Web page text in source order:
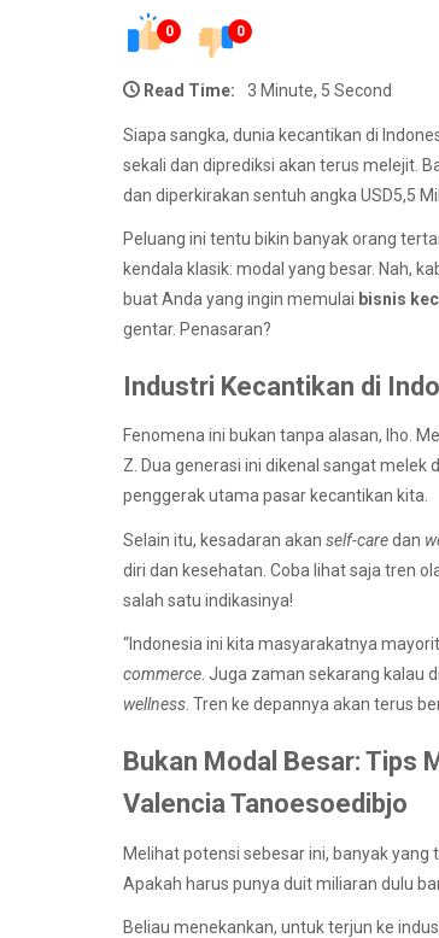
0 0
Read Time: 3 Minute, 5 Second
Siapa sangka, dunia kecantikan di
sekali dan diprediksi akan terus melejit.
dan diperkirakan sentuh angka USD5,5
Peluang ini tentu bikin banyak orang
kendala klasik: modal yang besar. Nah,
buat Anda yang ingin memulai bisnis
gentar. Penasaran?
Industri Kecantikan di
Fenomena ini bukan tanpa alasan, lho.
Z. Dua generasi ini dikenal sangat melek
penggerak utama pasar kecantikan kita.
Selain itu, kesadaran akan self-caredan
diri dan kesehatan. Coba lihat saja tren
salah satu indikasinya!
“Indonesia ini kita masyarakatnya
commerce . Juga zaman sekarang kalau
wellness . Tren ke depannya akan terus
Bukan Modal Besar: Tips
Valencia Tanoesoedibjo
Melihat potensi sebesar ini, banyak yang
Apakah harus punya duit miliaran dulu
Beliau menekankan, untuk terjun ke